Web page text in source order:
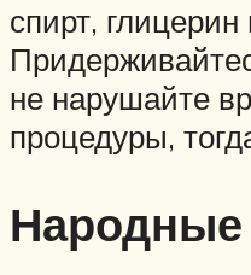
спирт,
не нарушайте
процедуры,